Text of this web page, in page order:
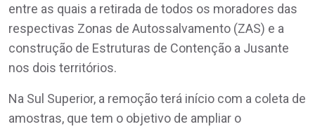
entre as quais a retirada de todos os moradores das
respectivas Zonas de Autossalvamento (ZAS) e a
construção de Estruturas de Contenção a Jusante
nos dois territórios.
Na Sul Superior, a remoção terá início com a coleta de
amostras, que tem o objetivo de ampliar o